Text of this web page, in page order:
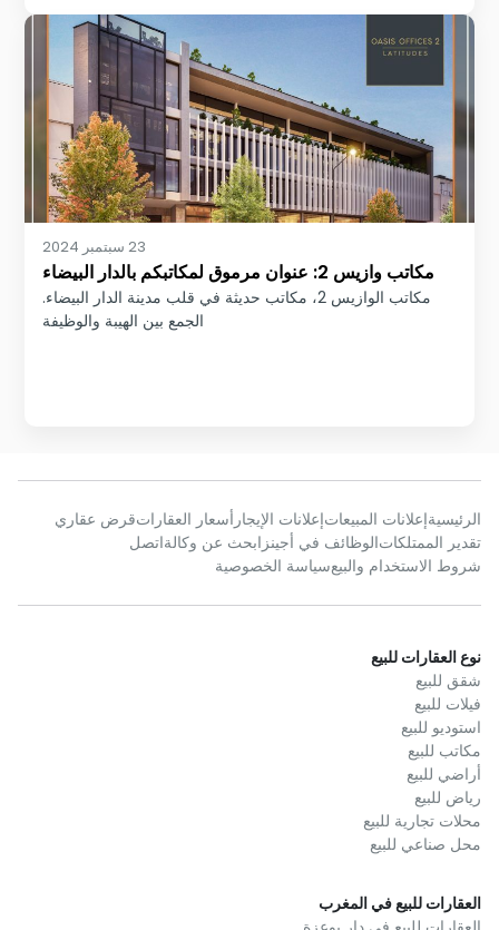
23 سبتمبر 2024
مكاتب وازيس 2: عنوان مرموق لمكاتبكم بالدار البيضاء
مكاتب الوازيس 2، مكاتب حديثة في قلب مدينة الدار البيضاء.
الجمع بين الهيبة والوظيفة
الرئيسيةإعلانات المبيعاتإعلانات الإيجار أسعار العقاراتقرض عقاري
تقدير الممتلكاتالوظائف في أجينز ابحث عن وكالةاتصل
شروط الاستخدام والبيعسياسة الخصوصية
نوع العقارات للبيع
شقق للبيع
فيلات للبيع
استوديو للبيع
مكاتب للبيع
أراضي للبيع
رياض للبيع
محلات تجارية للبيع
محل صناعي للبيع
العقارات للبيع في المغرب